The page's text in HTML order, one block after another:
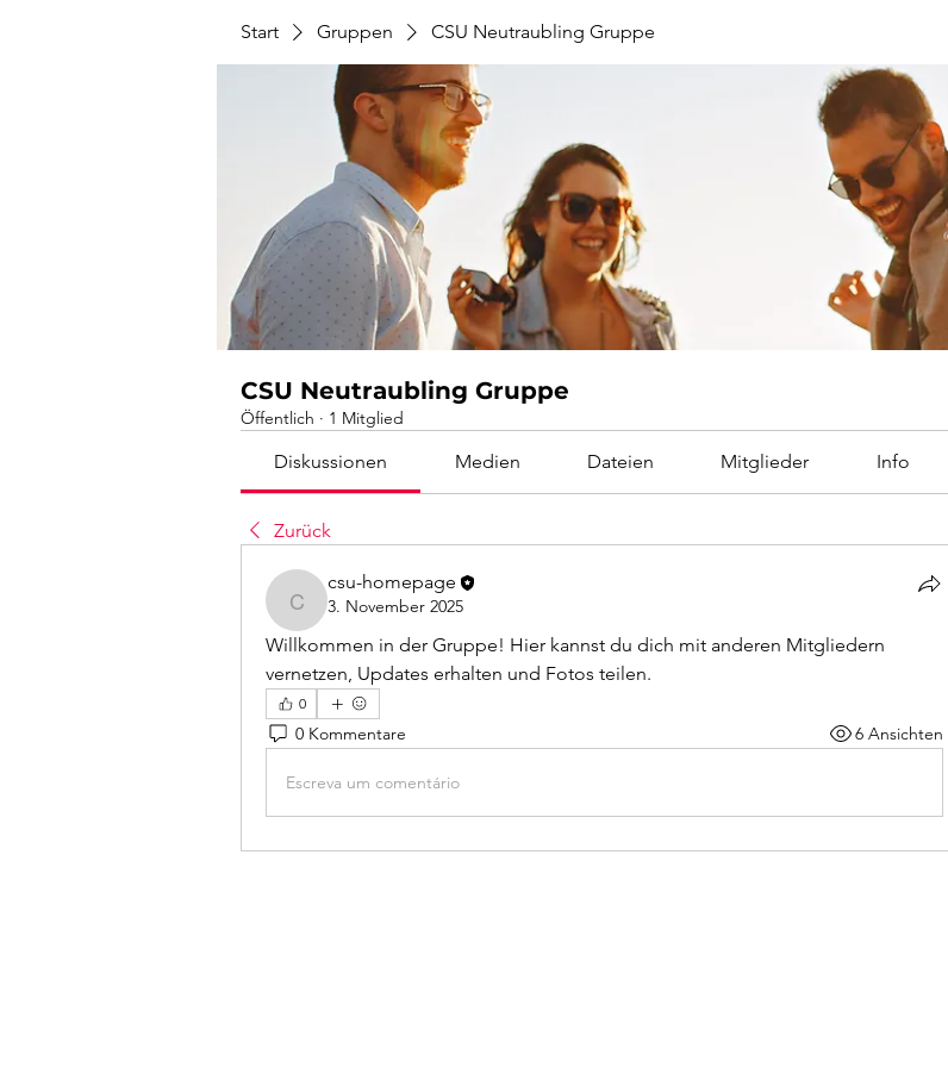
Start Gruppen CSU Neutraubling Gruppe
CSU Neutraubling Gruppe
Öffentlich · 1 Mitglied
Diskussionen Medien Dateien Mitglieder Info
Zurück
csu-homepage
csu-homepage
3. November 2025
Willkommen in der Gruppe! Hier kannst du dich mit anderen Mitgliedern
vernetzen, Updates erhalten und Fotos teilen.
0
0 Kommentare 6 Ansichten
Escreva um comentário